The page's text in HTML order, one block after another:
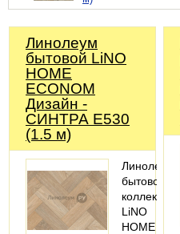
Линолеум
бытовой LiNO
HOME
ECONOM
Дизайн -
СИНТРА Е530
(1.5 м)
Линолеум
бытовой
коллекции
LiNO
HOME